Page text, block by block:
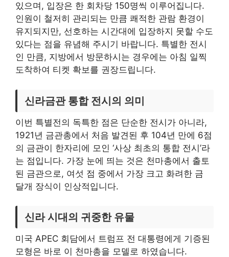
있으며, 입장은 한 회차당 150명씩 이루어집니다.
인원이 철저히 관리되는 만큼 쾌적한 관람 환경이
유지되지만, 선호하는 시간대에 입장하지 못할 수도
있다는 점을 유념해 주시기 바랍니다. 특별한 전시
인 만큼, 지방에서 방문하시는 경우에는 아침 일찍
도착하여 티켓 확보를 권장드립니다.
신라금관 통합 전시의 의미
이번 특별전의 독특한 점은 단순한 전시가 아니라,
1921년 금관총에서 처음 발견된 후 104년 만에 6점
의 금관이 한자리에 모인 ‘사상 최초의 통합 전시’라
는 점입니다. 가장 눈에 띄는 것은 천마총에서 출토
된 금관으로, 여섯 점 중에서 가장 크고 화려한 금
달개 장식이 인상적입니다.
신라 시대의 귀중한 유물
미국 APEC 회담에서 트럼프 전 대통령에게 기증된
모형은 바로 이 천마총을 모델로 하였습니다.